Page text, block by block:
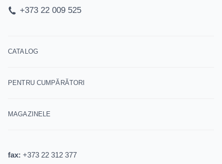
+373 22 009 525
CATALOG
PENTRU CUMPĂRĂTORI
MAGAZINELE
fax: +373 22 312 377